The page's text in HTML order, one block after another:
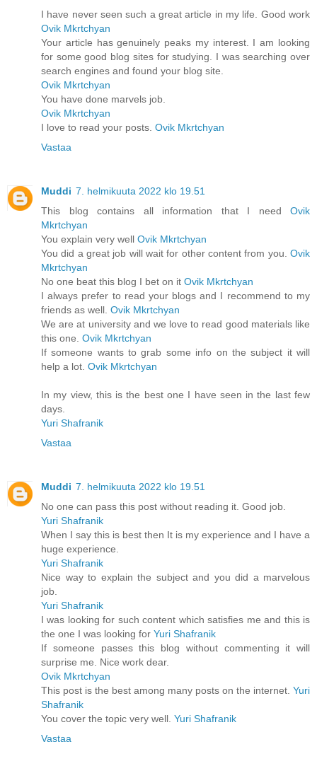
I have never seen such a great article in my life. Good work
Ovik Mkrtchyan
Your article has genuinely peaks my interest. I am looking
for some good blog sites for studying. I was searching over
search engines and found your blog site.
Ovik Mkrtchyan
You have done marvels job.
Ovik Mkrtchyan
I love to read your posts. Ovik Mkrtchyan
Vastaa
Muddi 7. helmikuuta 2022 klo 19.51
This blog contains all information that I need Ovik
Mkrtchyan
You explain very well Ovik Mkrtchyan
You did a great job will wait for other content from you. Ovik
Mkrtchyan
No one beat this blog I bet on it Ovik Mkrtchyan
I always prefer to read your blogs and I recommend to my
friends as well. Ovik Mkrtchyan
We are at university and we love to read good materials like
this one. Ovik Mkrtchyan
If someone wants to grab some info on the subject it will
help a lot. Ovik Mkrtchyan
In my view, this is the best one I have seen in the last few
days.
Yuri Shafranik
Vastaa
Muddi 7. helmikuuta 2022 klo 19.51
No one can pass this post without reading it. Good job.
Yuri Shafranik
When I say this is best then It is my experience and I have a
huge experience.
Yuri Shafranik
Nice way to explain the subject and you did a marvelous
job.
Yuri Shafranik
I was looking for such content which satisfies me and this is
the one I was looking for Yuri Shafranik
If someone passes this blog without commenting it will
surprise me. Nice work dear.
Ovik Mkrtchyan
This post is the best among many posts on the internet. Yuri
Shafranik
You cover the topic very well. Yuri Shafranik
Vastaa